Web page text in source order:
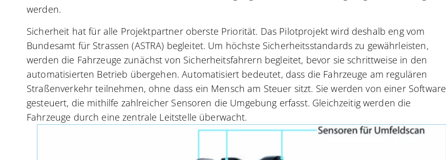
werden.
Sicherheit hat für alle Projektpartner oberste Priorität. Das Pilotprojekt wird deshalb eng vom
Bundesamt für Strassen (ASTRA) begleitet. Um höchste Sicherheitsstandards zu gewährleisten,
werden die Fahrzeuge zunächst von Sicherheitsfahrern begleitet, bevor sie schrittweise in den
automatisierten Betrieb übergehen. Automatisiert bedeutet, dass die Fahrzeuge am regulären
Straßenverkehr teilnehmen, ohne dass ein Mensch am Steuer sitzt. Sie werden von einer Software
gesteuert, die mithilfe zahlreicher Sensoren die Umgebung erfasst. Gleichzeitig werden die
Fahrzeuge durch eine zentrale Leitstelle überwacht.